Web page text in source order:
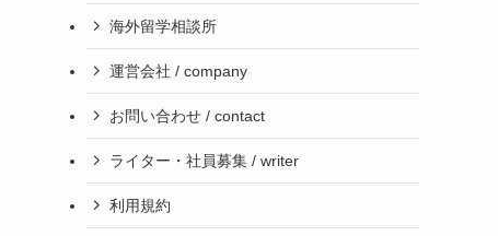
海外留学相談所
運営会社 / company
お問い合わせ / contact
ライター・社員募集 / writer
利用規約